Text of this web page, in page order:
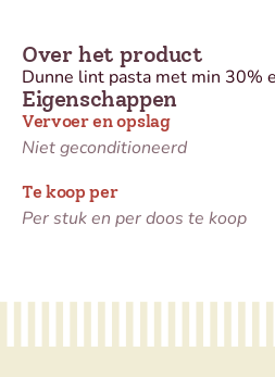
Eigenschappen
Vervoer en opslag
Niet geconditioneerd
Te koop per
Per stuk en per doos te koop
Over het product
Dunne lint pasta met min 30%